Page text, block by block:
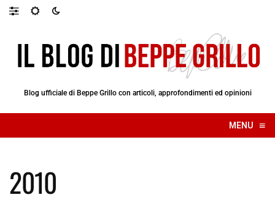
Blog ufficiale di Beppe Grillo con articoli, approfondimenti ed opinioni
MENU ≡
☰
2010